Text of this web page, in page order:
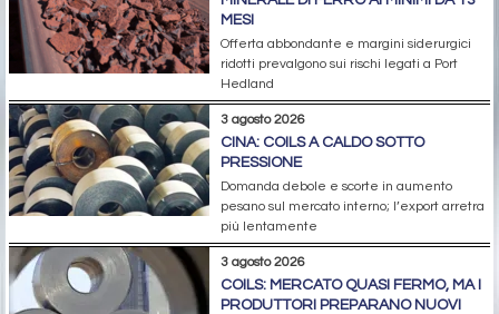
MESI
Offerta abbondante e margini siderurgici
ridotti prevalgono sui rischi legati a Port
Hedland
3 agosto 2026
CINA: COILS A CALDO SOTTO
PRESSIONE
Domanda debole e scorte in aumento
pesano sul mercato interno; l’export arretra
più lentamente
3 agosto 2026
COILS: MERCATO QUASI FERMO, MA I
PRODUTTORI PREPARANO NUOVI